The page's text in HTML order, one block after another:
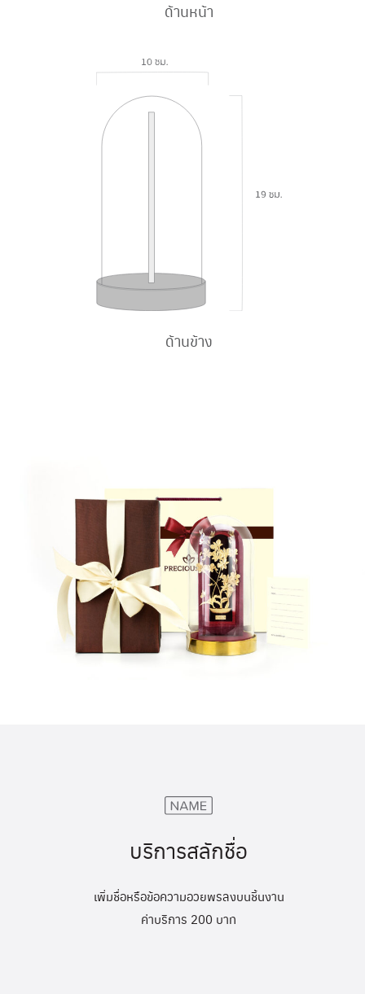
ด้านหน้า
ด้านข้าง
บริการสลักชื่อ
เพิ่มชื่อหรือข้อความอวยพรลงบนชิ้นงาน
ค่าบริการ 200 บาท